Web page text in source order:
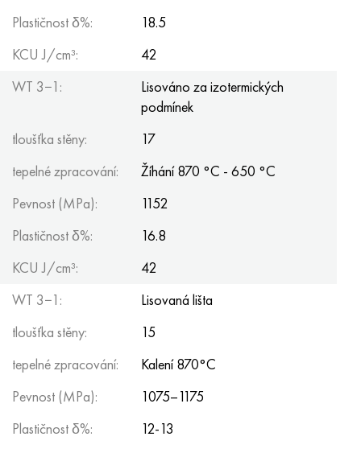
Plastičnost δ%:
18.5
KCU J/cm³:
42
WT 3−1:
Lisováno za izotermických
podmínek
tloušťka stěny:
17
tepelné zpracování:
Žíhání 870 °C - 650 °C
Pevnost (MPa):
1152
Plastičnost δ%:
16.8
KCU J/cm³:
42
WT 3−1:
Lisovaná lišta
tloušťka stěny:
15
tepelné zpracování:
Kalení 870°C
Pevnost (MPa):
1075–1175
Plastičnost δ%:
12-13